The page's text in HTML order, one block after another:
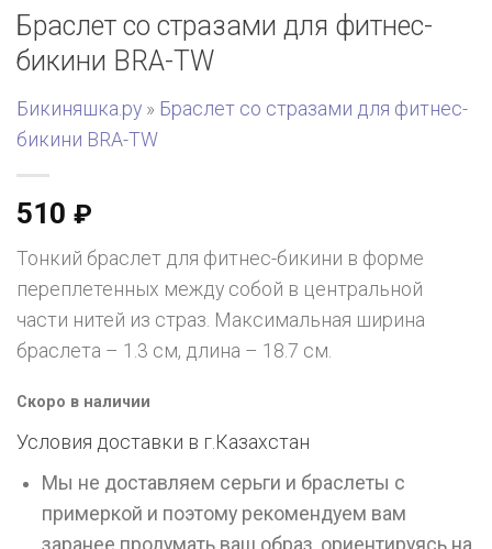
Браслет со стразами для фитнес-
бикини BRA-TW
Бикиняшка.ру » Браслет со стразами для фитнес-
бикини BRA-TW
510 ₽
Тонкий браслет для фитнес-бикини в форме
переплетенных между собой в центральной
части нитей из страз. Максимальная ширина
браслета – 1.3 см, длина – 18.7 см.
Скоро в наличии
Условия доставки в г. Казахстан
Мы не доставляем серьги и браслеты с
примеркой и поэтому рекомендуем вам
заранее продумать ваш образ, ориентируясь на